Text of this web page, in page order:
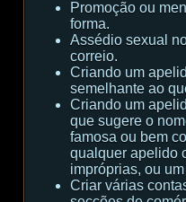
Promoção ou
forma.
Assédio sexual
correio.
Criando um
semelhante ao
Criando um
que sugere o
famosa ou bem
qualquer apelido
impróprias, ou
Criar várias